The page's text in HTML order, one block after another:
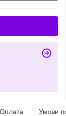
Оплата Умови